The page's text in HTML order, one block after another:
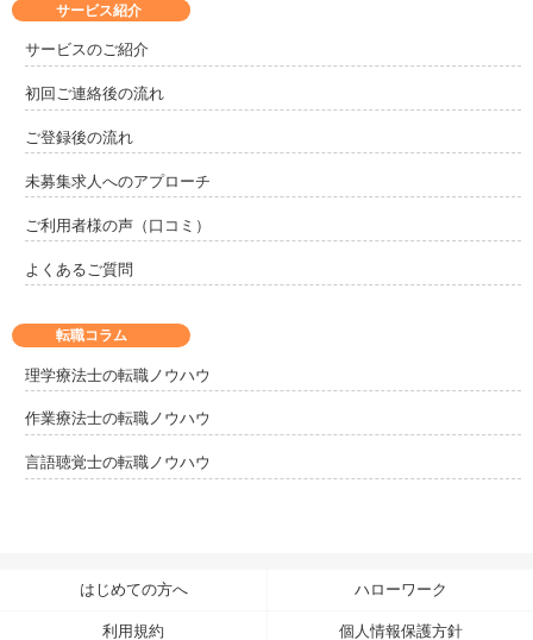
サービス紹介
サービスのご紹介
初回ご連絡後の流れ
ご登録後の流れ
未募集求人へのアプローチ
ご利用者様の声（口コミ）
よくあるご質問
転職コラム
理学療法士の転職ノウハウ
作業療法士の転職ノウハウ
言語聴覚士の転職ノウハウ
はじめての方へ ハローワーク
利用規約 個人情報保護方針